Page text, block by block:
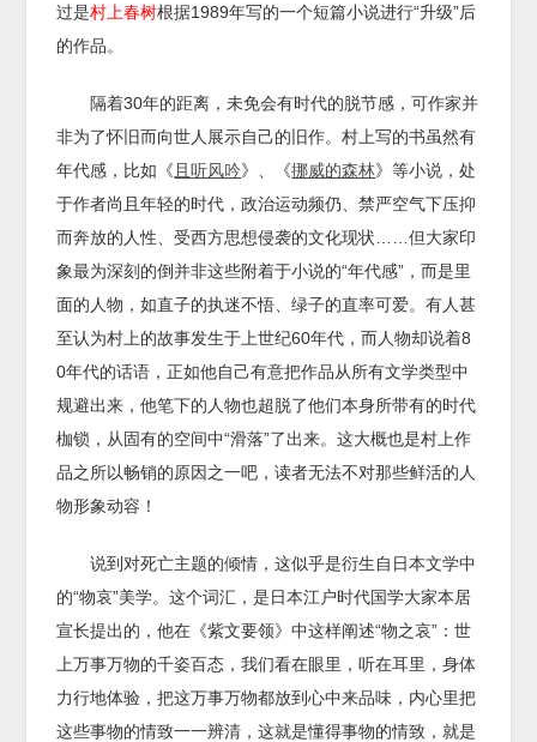
过是村上春树根据1989年写的一个短篇小说进行“升级”后
的作品。
隔着30年的距离，未免会有时代的脱节感，可作家并
非为了怀旧而向世人展示自己的旧作。村上写的书虽然有
年代感，比如《 且听风吟》、《挪威的森林》等小说，处
于作者尚且年轻的时代，政治运动频仍、禁严空气下压抑
而奔放的人性、受西方思想侵袭的文化现状……但大家印
象最为深刻的倒并非这些附着于小说的“年代感”，而是里
面的人物，如直子的执迷不悟、绿子的直率可爱。有人甚
至认为村上的故事发生于上世纪60年代，而人物却说着8
0年代的话语，正如他自己有意把作品从所有文学类型中
规避出来，他笔下的人物也超脱了他们本身所带有的时代
枷锁，从固有的空间中“滑落”了出来。这大概也是村上作
品之所以畅销的原因之一吧，读者无法不对那些鲜活的人
物形象动容！
说到对死亡主题的倾情，这似乎是衍生自日本文学中
的“物哀”美学。这个词汇，是日本江户时代国学大家本居
宣长提出的，他在《紫文要领》中这样阐述“物之哀”：世
上万事万物的千姿百态，我们看在眼里，听在耳里，身体
力行地体验，把这万事万物都放到心中来品味，内心里把
这些事物的情致一一辨清，这就是懂得事物的情致，就是